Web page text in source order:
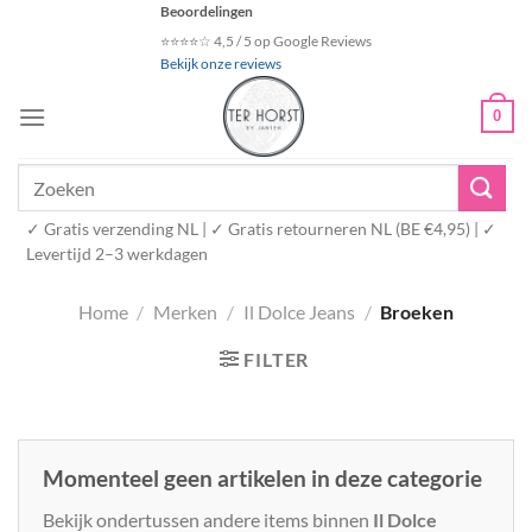
Beoordelingen
⭐⭐⭐⭐☆ 4,5 / 5 op Google Reviews
Bekijk onze reviews
0
✓ Gratis verzending NL | ✓ Gratis retourneren NL (BE €4,95) | ✓
Levertijd 2–3 werkdagen
Home / Merken / Il Dolce Jeans / Broeken
FILTER
Momenteel geen artikelen in deze categorie
Bekijk ondertussen andere items binnen Il Dolce